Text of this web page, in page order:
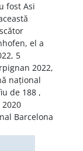
fost Asi
el a
5
2022,
național
de 188 ,
Barcelona